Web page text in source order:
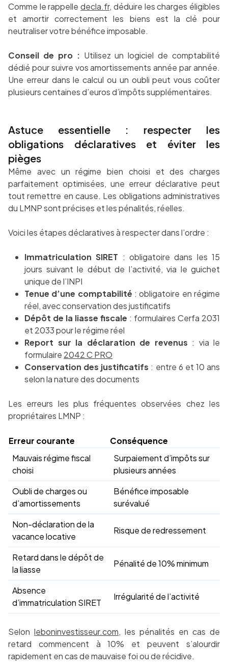
Comme le rappelledecla.fr, déduire les charges éligibles
et amortir correctement les biens est la clé pour
neutraliser votre bénéfice imposable.
Conseil de pro : Utilisez un logiciel de comptabilité
dédié pour suivre vos amortissements année par année.
Une erreur dans le calcul ou un oubli peut vous coûter
plusieurs centaines d’euros d’impôts supplémentaires.
Astuce essentielle : respecter les
obligations déclaratives et éviter les
pièges
Même avec un régime bien choisi et des charges
parfaitement optimisées, une erreur déclarative peut
tout remettre en cause. Les obligations administratives
du LMNP sont précises et les pénalités, réelles.
Voici les étapes déclaratives à respecter dans l’ordre :
Immatriculation SIRET : obligatoire dans les 15
jours suivant le début de l’activité, via le guichet
unique de l’INPI
Tenue d’une comptabilité : obligatoire en régime
réel, avec conservation des justificatifs
Dépôt de la liasse fiscale : formulaires Cerfa 2031
et 2033 pour le régime réel
Report sur la déclaration de revenus : via le
formulaire 2042 C PRO
Conservation des justificatifs : entre 6 et 10 ans
selon la nature des documents
Les erreurs les plus fréquentes observées chez les
propriétaires LMNP :
Erreur courante
Conséquence
Mauvais régime fiscal
choisi
Surpaiement d’impôts sur
plusieurs années
Oubli de charges ou
d’amortissements
Bénéfice imposable
surévalué
Non-déclaration de la
vacance locative
Risque de redressement
Retard dans le dépôt de
la liasse
Pénalité de 10% minimum
Absence
d’immatriculation SIRET
Irrégularité de l’activité
Selon leboninvestisseur.com, les pénalités en cas de
retard commencent à 10% et peuvent s’alourdir
rapidement en cas de mauvaise foi ou de récidive.